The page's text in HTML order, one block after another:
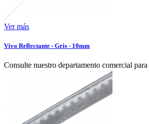
Ver más
Vivo Reflectante - Gris - 10mm
Consulte nuestro departamento comercial